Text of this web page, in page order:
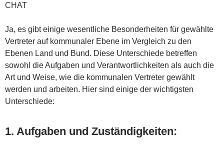
CHAT
Ja, es gibt einige wesentliche Besonderheiten für gewählte
Vertreter auf kommunaler Ebene im Vergleich zu den
Ebenen Land und Bund. Diese Unterschiede betreffen
sowohl die Aufgaben und Verantwortlichkeiten als auch die
Art und Weise, wie die kommunalen Vertreter gewählt
werden und arbeiten. Hier sind einige der wichtigsten
Unterschiede:
1. Aufgaben und Zuständigkeiten: